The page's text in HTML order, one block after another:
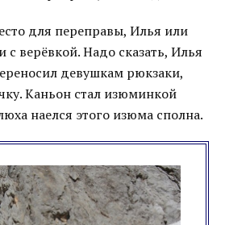
для переправы, Илья или
верёвкой. Надо сказать, Илья
девушкам рюкзаки,
Каньон стал изюминкой
наелся этого изюма сполна.